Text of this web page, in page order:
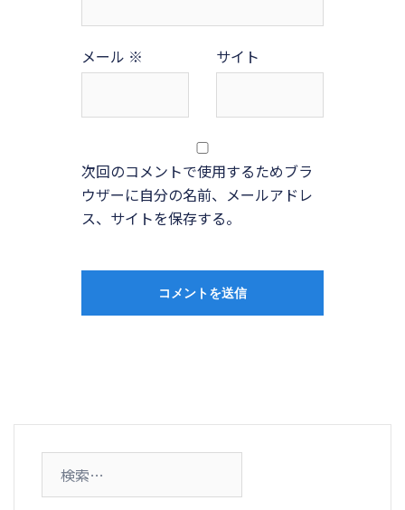
メール ※ サイト
次回のコメントで使用するためブラ
ウザーに自分の名前、メールアドレ
ス、サイトを保存する。